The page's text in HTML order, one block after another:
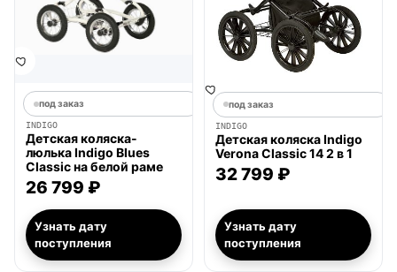
под заказ
INDIGO
Детская коляска-
люлька Indigo Blues
Classic на белой раме
26 799 ₽
Узнать дату
поступления
под заказ
INDIGO
Детская коляска Indigo
Verona Classic 14 2 в 1
32 799 ₽
Узнать дату
поступления